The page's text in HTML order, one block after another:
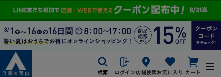
検索 ログイン店舗検索お気に入り カート